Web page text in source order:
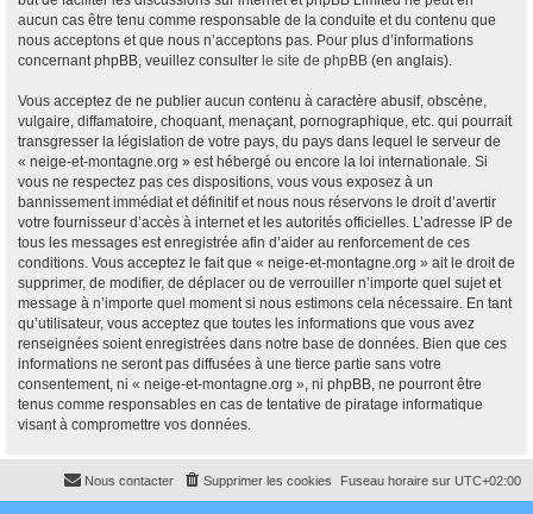
aucun cas être tenu comme responsable de la conduite et du contenu que
nous acceptons et que nous n’acceptons pas. Pour plus d’informations
concernant phpBB, veuillez consulter le site de phpBB (en anglais).
Vous acceptez de ne publier aucun contenu à caractère abusif, obscène,
vulgaire, diffamatoire, choquant, menaçant, pornographique, etc. qui pourrait
transgresser la législation de votre pays, du pays dans lequel le serveur de
« neige-et-montagne.org » est hébergé ou encore la loi internationale. Si
vous ne respectez pas ces dispositions, vous vous exposez à un
bannissement immédiat et définitif et nous nous réservons le droit d’avertir
votre fournisseur d’accès à internet et les autorités officielles. L’adresse IP de
tous les messages est enregistrée afin d’aider au renforcement de ces
conditions. Vous acceptez le fait que « neige-et-montagne.org » ait le droit de
supprimer, de modifier, de déplacer ou de verrouiller n’importe quel sujet et
message à n’importe quel moment si nous estimons cela nécessaire. En tant
qu’utilisateur, vous acceptez que toutes les informations que vous avez
renseignées soient enregistrées dans notre base de données. Bien que ces
informations ne seront pas diffusées à une tierce partie sans votre
consentement, ni « neige-et-montagne.org », ni phpBB, ne pourront être
tenus comme responsables en cas de tentative de piratage informatique
visant à compromettre vos données.
Fuseau horaire sur UTC+02:00
Supprimer les cookies
Nous contacter